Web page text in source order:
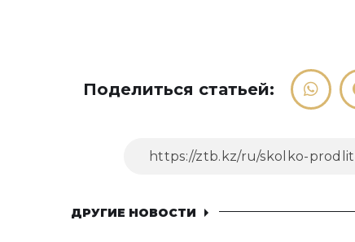
Поделиться статьей:
ДРУГИЕ НОВОСТИ